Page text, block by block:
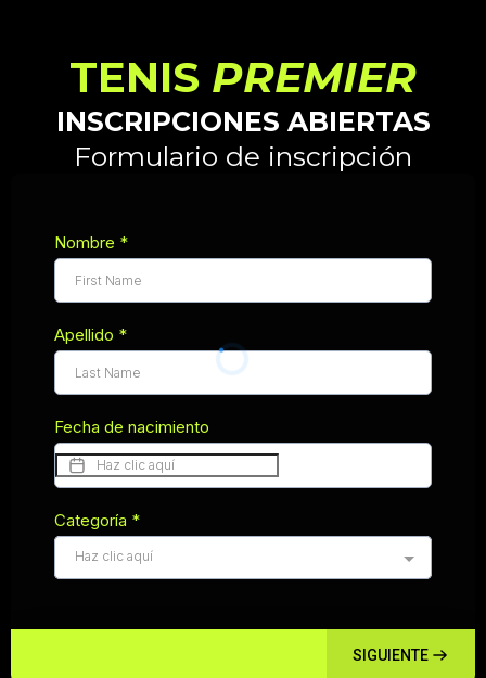
TENIS PREMIER
INSCRIPCIONES ABIERTAS
Formulario de inscripción
Nombre *
Apellido *
Fecha de nacimiento
Categoría *
Haz clic aquí
SIGUIENTE